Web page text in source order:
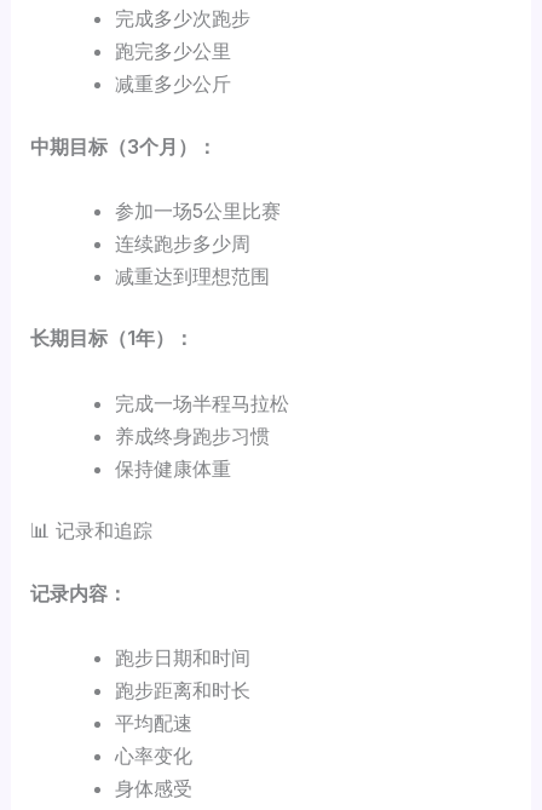
完成多少次跑步
跑完多少公里
减重多少公斤
中期目标（3个月）：
参加一场5公里比赛
连续跑步多少周
减重达到理想范围
长期目标（1年）：
完成一场半程马拉松
养成终身跑步习惯
保持健康体重
📊 记录和追踪
记录内容：
跑步日期和时间
跑步距离和时长
平均配速
心率变化
身体感受